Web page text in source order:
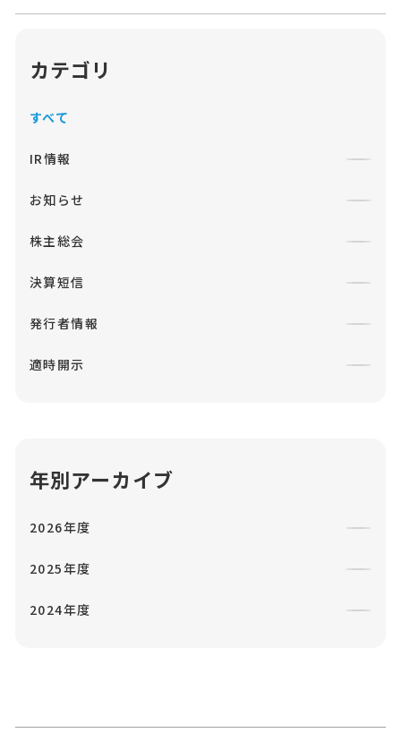
カテゴリ
すべて
IR情報
お知らせ
株主総会
決算短信
発行者情報
適時開示
年別アーカイブ
2026年度
2025年度
2024年度